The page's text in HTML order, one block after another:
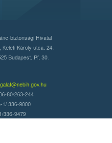
biztonsági Hivatal
Károly utca. 24.
Budapest. Pf. 30.
80/263-244
1/ 336-9000
336-9479